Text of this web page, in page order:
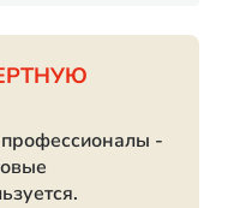
профессионалы -